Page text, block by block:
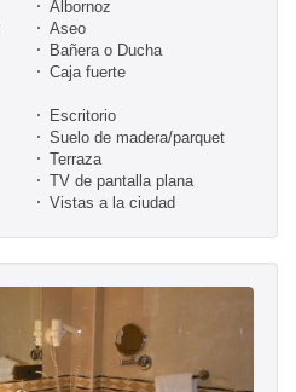
Albornoz
Aseo
Bañera o Ducha
Caja fuerte
Escritorio
Suelo de madera/parquet
Terraza
TV de pantalla plana
Vistas a la ciudad